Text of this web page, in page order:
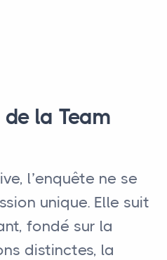
la Team
l’enquête ne se
unique. Elle suit
fondé sur la
distinctes, la